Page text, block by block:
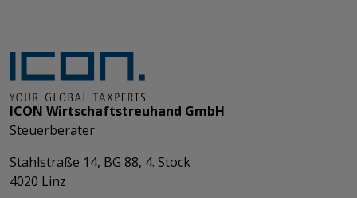
ICON Wirtschaftstreuhand GmbH
Steuerberater
Stahlstraße 14, BG 88, 4. Stock
4020 Linz